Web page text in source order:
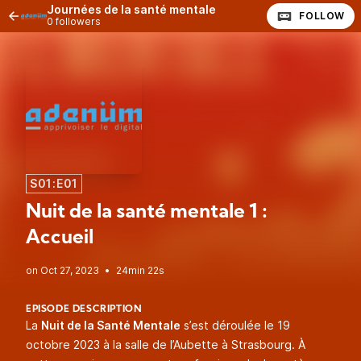
Journées de la santé mentale
0 followers FOLLOW
S01:E01
Nuit de la santé mentale 1 :
Accueil
• 24min 22s
EPISODE DESCRIPTION
La Nuit de la Santé Mentale s’est déroulée le 19
octobre 2023 à la salle de l’Aubette à Strasbourg. À